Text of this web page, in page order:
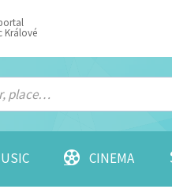
Králové
CINEMA